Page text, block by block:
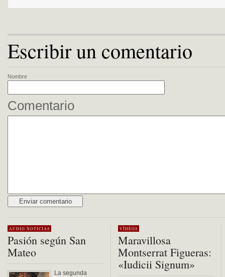
Escribir un comentario
Nombre
Comentario
AUDIO NOTICIAS
Pasión según San
Mateo
La segunda
VÍDEOS
Maravillosa
Montserrat Figueras:
«Iudicii Signum»